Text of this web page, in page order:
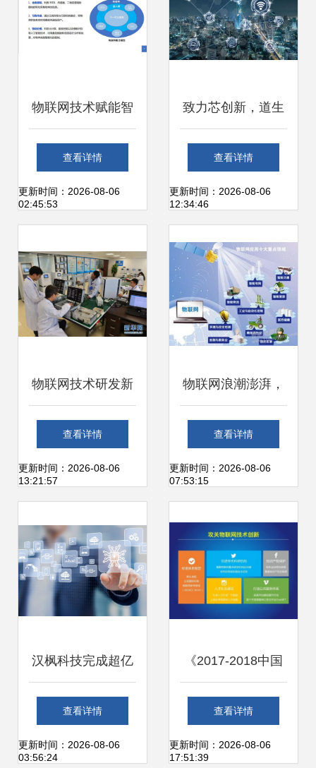
物联网技术赋能智
能物流 基于物流信
息国家工程实验室
查看详情
更新时间：2026-08-06
02:45:53
致力芯创新，道生
物联荣获2021
AIoT新维奖物联网
查看详情
更新时间：2026-08-06
12:34:46
物联网技术研发新
篇章 石家庄科技创
新服务中心如何助
腾飞
查看详情
更新时间：2026-08-06
13:21:57
物联网浪潮澎湃，
驱动电子产业创新
与变革——第83届
记
查看详情
更新时间：2026-08-06
07:53:15
汉枫科技完成超亿
元B轮融资，全面
提速物联网核心技
查看详情
更新时间：2026-08-06
03:56:24
《2017-2018中国
物联网发展年度报
告》发布 技术研发
查看详情
更新时间：2026-08-06
17:51:39